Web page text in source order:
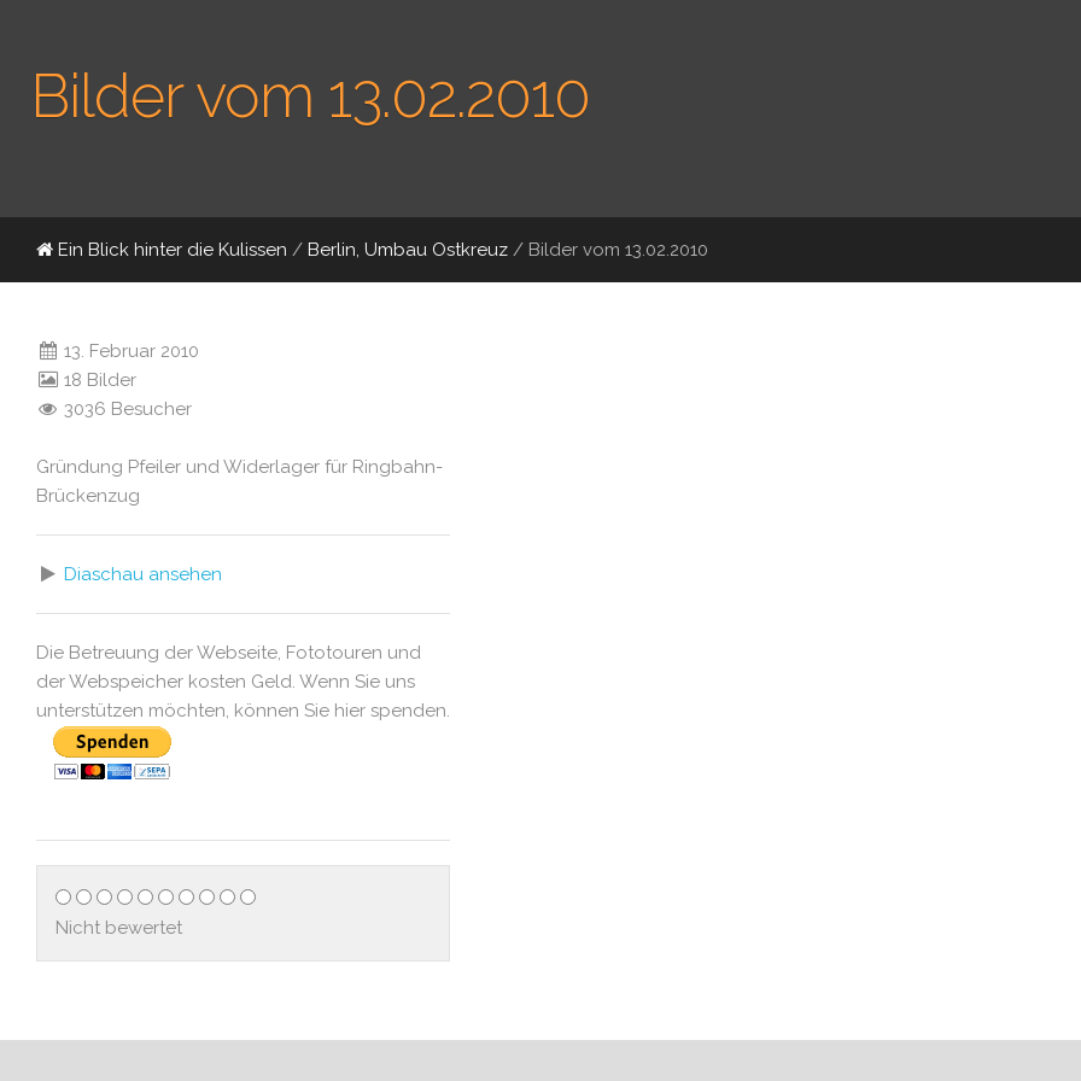
Bilder vom 13.02.2010
Ein Blick hinter die Kulissen / Berlin, Umbau Ostkreuz / Bilder vom 13.02.2010
13. Februar 2010
18 Bilder
3036 Besucher
Gründung Pfeiler und Widerlager für Ringbahn-
Brückenzug
Diaschau ansehen
Die Betreuung der Webseite, Fototouren und
der Webspeicher kosten Geld. Wenn Sie uns
unterstützen möchten, können Sie hier spenden.
Nicht bewertet